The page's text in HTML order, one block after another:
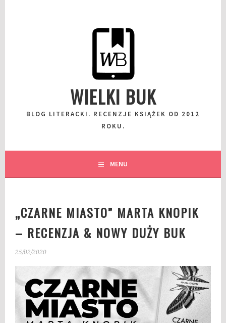
WIELKI BUK
BLOG LITERACKI. RECENZJE KSIĄŻEK OD 2012
ROKU.
MENU
„CZARNE MIASTO” MARTA KNOPIK
– RECENZJA & NOWY DUŻY BUK
25/02/2020